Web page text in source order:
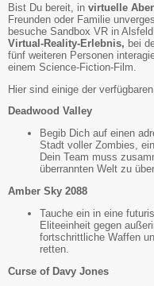
Bist Du bereit, in virtuelle
Freunden oder Familie
besuche Sandbox VR in
Virtual-Reality-Erlebnis, bei
fünf weiteren Personen
einem Science-Fiction-Film.
Hier sind einige der
Deadwood Valley
Begib Dich auf einen
Stadt voller Zombies,
Dein Team muss
überrannten Welt zu
Amber Sky 2088
Tauche ein in eine
Eliteeinheit gegen
fortschrittliche Waffen
retten.
Curse of Davy Jones